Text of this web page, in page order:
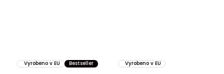
Vyrobeno v EU Bestseller Vyrobeno v EU